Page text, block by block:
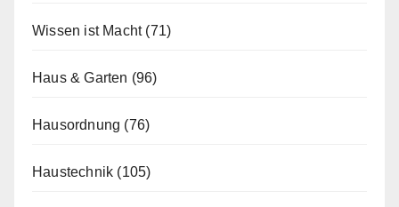
Wissen ist Macht(71)
Haus & Garten (96)
Hausordnung (76)
Haustechnik (105)